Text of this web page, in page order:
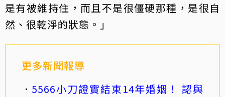
是有被維持住，而且不是很僵硬那種，是很自
然、很乾淨的狀態。」
更多新聞報導
5566小刀證實結束14年婚姻！ 認與